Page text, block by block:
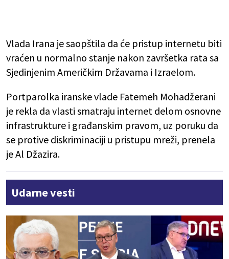
Vlada Irana je saopštila da će pristup internetu biti
vraćen u normalno stanje nakon završetka rata sa
Sjedinjenim Američkim Državama i Izraelom.
Portparolka iranske vlade Fatemeh Mohadžerani
je rekla da vlasti smatraju internet delom osnovne
infrastrukture i građanskim pravom, uz poruku da
se protive diskriminaciji u pristupu mreži, prenela
je Al Džazira.
Udarne vesti